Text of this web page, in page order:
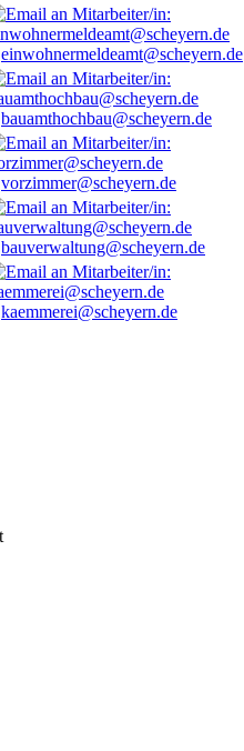
einwohnermeldeamt@scheyern.de
bauamthochbau@scheyern.de
vorzimmer@scheyern.de
bauverwaltung@scheyern.de
kaemmerei@scheyern.de